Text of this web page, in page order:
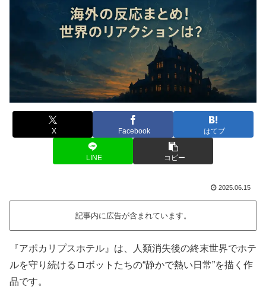
X Facebook はてブ
LINE コピー
2025.06.15
記事内に広告が含まれています。
『アポカリプスホテル』は、人類消失後の終末世界でホテ
ルを守り続けるロボットたちの“静かで熱い日常”を描く作
品です。